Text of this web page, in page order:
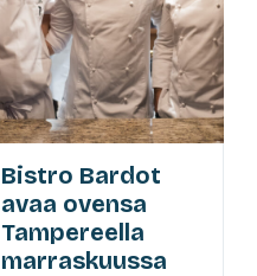
Bistro Bardot
avaa ovensa
Tampereella
marraskuussa